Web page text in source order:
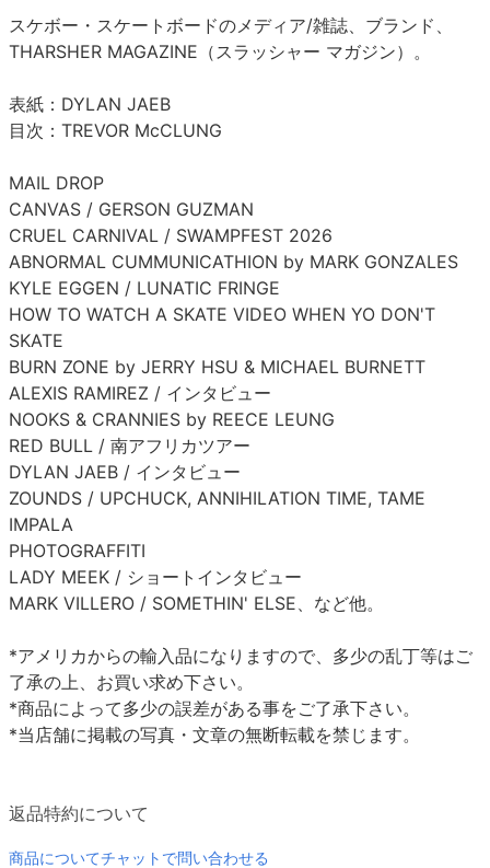
スケボー・スケートボードのメディア/雑誌、ブランド、
THARSHER MAGAZINE（スラッシャー マガジン）。
表紙：DYLAN JAEB
目次：TREVOR McCLUNG
MAIL DROP
CANVAS / GERSON GUZMAN
CRUEL CARNIVAL / SWAMPFEST 2026
ABNORMAL CUMMUNICATHION by MARK GONZALES
KYLE EGGEN / LUNATIC FRINGE
HOW TO WATCH A SKATE VIDEO WHEN YO DON'T
SKATE
BURN ZONE by JERRY HSU & MICHAEL BURNETT
ALEXIS RAMIREZ / インタビュー
NOOKS & CRANNIES by REECE LEUNG
RED BULL / 南アフリカツアー
DYLAN JAEB / インタビュー
ZOUNDS / UPCHUCK, ANNIHILATION TIME, TAME
IMPALA
PHOTOGRAFFITI
LADY MEEK / ショートインタビュー
MARK VILLERO / SOMETHIN' ELSE、など他。
*アメリカからの輸入品になりますので、多少の乱丁等はご
了承の上、お買い求め下さい。
*商品によって多少の誤差がある事をご了承下さい。
*当店舗に掲載の写真・文章の無断転載を禁じます。
返品特約について
商品についてチャットで問い合わせる